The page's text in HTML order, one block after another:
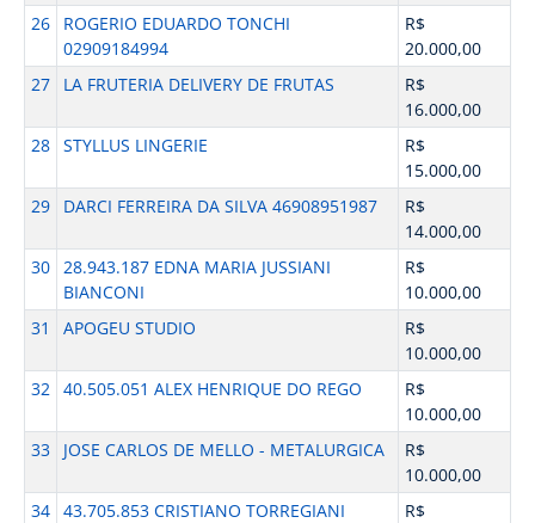
26
ROGERIO EDUARDO TONCHI
02909184994
R$
20.000,00
27
LA FRUTERIA DELIVERY DE FRUTAS
R$
16.000,00
28 STYLLUS LINGERIE
R$
15.000,00
29
DARCI FERREIRA DA SILVA 46908951987
R$
14.000,00
30 28.943.187 EDNA MARIA JUSSIANI
BIANCONI
R$
10.000,00
31
APOGEU STUDIO
R$
10.000,00
32 40.505.051 ALEX HENRIQUE DO REGO
R$
10.000,00
33
JOSE CARLOS DE MELLO - METALURGICA
R$
10.000,00
34 43.705.853 CRISTIANO TORREGIANI
R$